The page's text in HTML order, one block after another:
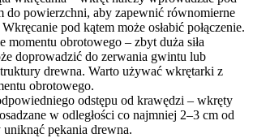
do powierzchni, aby zapewnić równomierne
Wkręcanie pod kątem może osłabić połączenie.
momentu obrotowego – zbyt duża siła
doprowadzić do zerwania gwintu lub
drewna. Warto używać wkrętarki z
obrotowego.
odstępu od krawędzi – wkręty
w odległości co najmniej 2–3 cm od
pękania drewna.